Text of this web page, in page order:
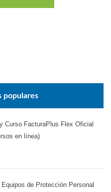
populares
Curso FacturaPlus Flex Oficial
en línea)
de Protección Personal